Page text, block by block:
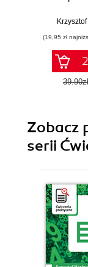
(19,95 zł
Zobacz
serii